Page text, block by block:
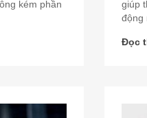
kém phần
giúp
động
Đọc